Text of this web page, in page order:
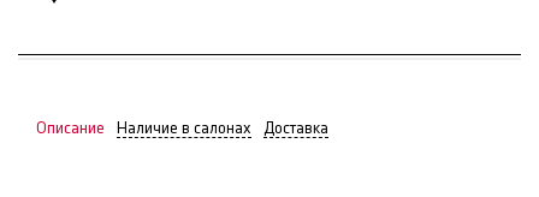
Описание Наличие в салонах Доставка